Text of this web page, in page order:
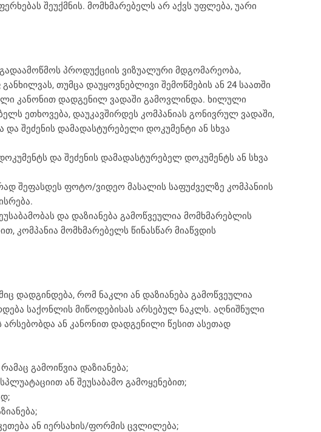
შეუქმნის. მომხმარებელს არ აქვს უფლება, უარი
პროდუქციის ვიზუალური მდგომარეობა,
თუმცა დაუყოვნებლივი შემოწმების ან 24 საათში
კანონით დადგენილ ვადაში გამოვლინდა. ხილული
ეთხოვება, დაუკავშირდეს კომპანიას გონივრულ ვადაში,
შეძენის დამადასტურებელი დოკუმენტი ან სხვა
და შეძენის დამადასტურებელ დოკუმენტს ან სხვა
შეფასდეს ფოტო/ვიდეო მასალის საფუძველზე კომპანიის
და დაზიანება გამოწვეულია მომხმარებლის
კომპანია მომხმარებელს წინასწარ მიაწვდის
დადგინდება, რომ ნაკლი ან დაზიანება გამოწვეულია
საქონლის მიწოდებისას არსებულ ნაკლს. აღნიშნული
ან კანონით დადგენილი წესით ასეთად
გამოიწვია დაზიანება;
ან შეუსაბამო გამოყენებით;
ან იერსახის/ფორმის ცვლილება;